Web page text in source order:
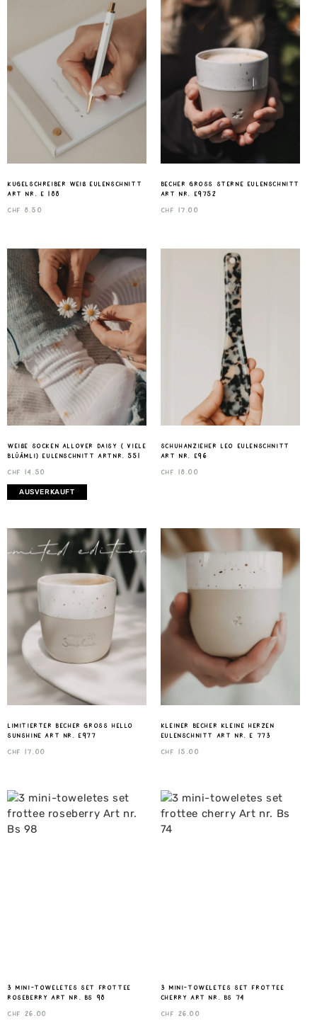
Kugelschreiber Weiß Eulenschnitt
Art nr. E 188
CHF 8.50
Becher gross Sterne Eulenschnitt
Art nr. E9752
CHF 17.00
weiße Socken Allover Daisy ( viele
Blüämli) Eulenschnitt Artnr. 551
CHF 14.50
AUSVERKAUFT
Schuhanzieher Leo Eulenschnitt
Art nr. E96
CHF 18.00
Limitierter Becher gross Hello
Sunshine Art nr. E977
CHF 17.00
Kleiner Becher Kleine Herzen
Eulenschnitt Art nr. E 773
CHF 15.00
3 mini-toweletes set frottee
roseberry Art nr. Bs 98
CHF 26.00
3 mini-toweletes set frottee
cherry Art nr. Bs 74
CHF 26.00